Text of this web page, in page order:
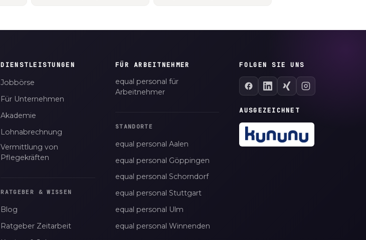
DIENSTLEISTUNGEN
Jobbörse
Für Unternehmen
Akademie
Lohnabrechnung
Vermittlung von
Pflegekräften
RATGEBER & WISSEN
Blog
Ratgeber Zeitarbeit
FÜR ARBEITNEHMER
equal personal für
Arbeitnehmer
STANDORTE
equal personal Aalen
equal personal Göppingen
equal personal Schorndorf
equal personal Stuttgart
equal personal Ulm
equal personal Winnenden
FOLGEN SIE UNS
AUSGEZEICHNET